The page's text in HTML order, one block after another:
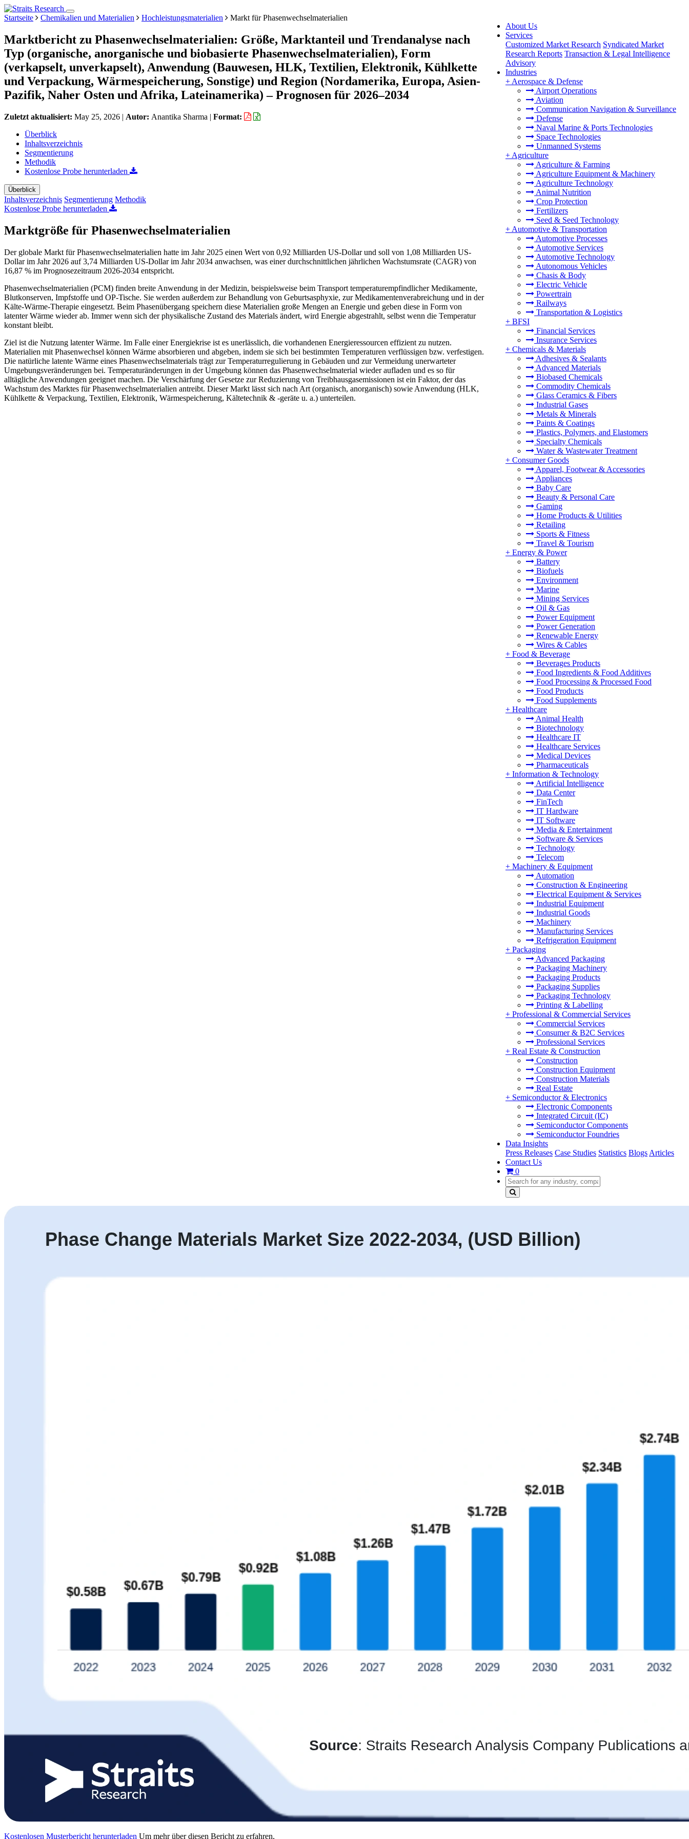
About Us
Services
Customized Market Research Syndicated Market
Research Reports Transaction & Legal Intelligence
Advisory
Industries
+ Aerospace & Defense
Airport Operations
Aviation
Communication Navigation & Surveillance
Defense
Naval Marine & Ports Technologies
Space Technologies
Unmanned Systems
+ Agriculture
Agriculture & Farming
Agriculture Equipment & Machinery
Agriculture Technology
Animal Nutrition
Crop Protection
Fertilizers
Seed & Seed Technology
+ Automotive & Transportation
Automotive Processes
Automotive Services
Automotive Technology
Autonomous Vehicles
Chasis & Body
Electric Vehicle
Powertrain
Railways
Transportation & Logistics
+ BFSI
Financial Services
Insurance Services
+ Chemicals & Materials
Adhesives & Sealants
Advanced Materials
Biobased Chemicals
Commodity Chemicals
Glass Ceramics & Fibers
Industrial Gases
Metals & Minerals
Paints & Coatings
Plastics, Polymers, and Elastomers
Specialty Chemicals
Water & Wastewater Treatment
+ Consumer Goods
Apparel, Footwear & Accessories
Appliances
Baby Care
Beauty & Personal Care
Gaming
Home Products & Utilities
Retailing
Sports & Fitness
Travel & Tourism
+ Energy & Power
Battery
Biofuels
Environment
Marine
Mining Services
Oil & Gas
Power Equipment
Power Generation
Renewable Energy
Wires & Cables
+ Food & Beverage
Beverages Products
Food Ingredients & Food Additives
Food Processing & Processed Food
Food Products
Food Supplements
+ Healthcare
Animal Health
Biotechnology
Healthcare IT
Healthcare Services
Medical Devices
Pharmaceuticals
+ Information & Technology
Artificial Intelligence
Data Center
FinTech
IT Hardware
IT Software
Media & Entertainment
Software & Services
Technology
Telecom
+ Machinery & Equipment
Automation
Construction & Engineering
Electrical Equipment & Services
Industrial Equipment
Industrial Goods
Machinery
Manufacturing Services
Refrigeration Equipment
+ Packaging
Advanced Packaging
Packaging Machinery
Packaging Products
Packaging Supplies
Packaging Technology
Printing & Labelling
+ Professional & Commercial Services
Commercial Services
Consumer & B2C Services
Professional Services
+ Real Estate & Construction
Construction
Construction Equipment
Construction Materials
Real Estate
+ Semiconductor & Electronics
Electronic Components
Integrated Circuit (IC)
Semiconductor Components
Semiconductor Foundries
Data Insights
Press Releases Case Studies Statistics Blogs Articles
Contact Us
0
Startseite Chemikalien und Materialien Hochleistungsmaterialien Markt für Phasenwechselmaterialien
Marktbericht zu Phasenwechselmaterialien: Größe, Marktanteil und Trendanalyse nach
Typ (organische, anorganische und biobasierte Phasenwechselmaterialien), Form
(verkapselt, unverkapselt), Anwendung (Bauwesen, HLK, Textilien, Elektronik, Kühlkette
und Verpackung, Wärmespeicherung, Sonstige) und Region (Nordamerika, Europa, Asien-
Pazifik, Naher Osten und Afrika, Lateinamerika) – Prognosen für 2026–2034
Zuletzt aktualisiert: May 25, 2026 | Autor: Anantika Sharma | Format:
Überblick
Inhaltsverzeichnis
Segmentierung
Methodik
Kostenlose Probe herunterladen
Überblick
Inhaltsverzeichnis Segmentierung Methodik
Kostenlose Probe herunterladen
Marktgröße für Phasenwechselmaterialien
Der globale Markt für Phasenwechselmaterialien hatte im Jahr 2025 einen Wert von 0,92 Milliarden US-Dollar und soll von 1,08 Milliarden US-
Dollar im Jahr 2026 auf 3,74 Milliarden US-Dollar im Jahr 2034 anwachsen, was einer durchschnittlichen jährlichen Wachstumsrate (CAGR) von
16,87 % im Prognosezeitraum 2026-2034 entspricht.
Phasenwechselmaterialien (PCM) finden breite Anwendung in der Medizin, beispielsweise beim Transport temperaturempfindlicher Medikamente,
Blutkonserven, Impfstoffe und OP-Tische. Sie werden außerdem zur Behandlung von Geburtsasphyxie, zur Medikamentenverabreichung und in der
Kälte-Wärme-Therapie eingesetzt. Beim Phasenübergang speichern diese Materialien große Mengen an Energie und geben diese in Form von
latenter Wärme wieder ab. Immer wenn sich der physikalische Zustand des Materials ändert, wird Energie abgestrahlt, selbst wenn die Temperatur
konstant bleibt.
Ziel ist die Nutzung latenter Wärme. Im Falle einer Energiekrise ist es unerlässlich, die vorhandenen Energieressourcen effizient zu nutzen.
Materialien mit Phasenwechsel können Wärme absorbieren und abgeben, indem sie sich bei bestimmten Temperaturen verflüssigen bzw. verfestigen.
Die natürliche latente Wärme eines Phasenwechselmaterials trägt zur Temperaturregulierung in Gebäuden und zur Vermeidung unerwarteter
Umgebungsveränderungen bei. Temperaturänderungen in der Umgebung können das Phasenwechselmaterial wieder aufladen und es so für
alltägliche Anwendungen geeignet machen. Die Verschärfung der Gesetze zur Reduzierung von Treibhausgasemissionen ist ein Faktor, der das
Wachstum des Marktes für Phasenwechselmaterialien antreibt. Dieser Markt lässt sich nach Art (organisch, anorganisch) sowie Anwendung (HLK,
Kühlkette & Verpackung, Textilien, Elektronik, Wärmespeicherung, Kältetechnik & -geräte u. a.) unterteilen.
Kostenlosen Musterbericht herunterladen Um mehr über diesen Bericht zu erfahren,